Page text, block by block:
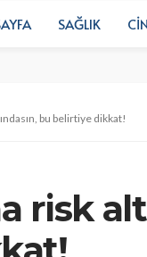
SAĞLIK
bu belirtiye dikkat!
risk